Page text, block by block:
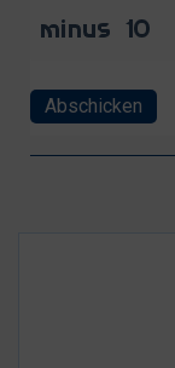
Abschicken